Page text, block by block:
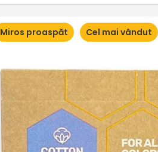
Miros proaspăt Cel mai vândut